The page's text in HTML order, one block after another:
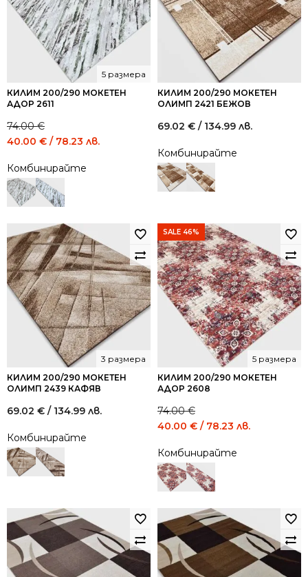
КИЛИМ 200/290 МОКЕТЕН
АДОР 2611
5 размера
74.00€
Original
was:
74.00 €
/
40.00 € / 78.23 лв.
Комбинирайте
КИЛИМ 200/290 МОКЕТЕН
ОЛИМП 2421 БЕЖОВ
69.02 € / 134.99 лв.
Комбинирайте
КИЛИМ 200/290 МОКЕТЕН
ОЛИМП 2439 КАФЯВ
3 размера
69.02 € / 134.99 лв.
Комбинирайте
SALE 46%
КИЛИМ 200/290 МОКЕТЕН
АДОР 2608
5 размера
74.00€
Original
was:
74.00 €
/
лв..
40.00 € / 78.23 лв.
лв..
Комбинирайте